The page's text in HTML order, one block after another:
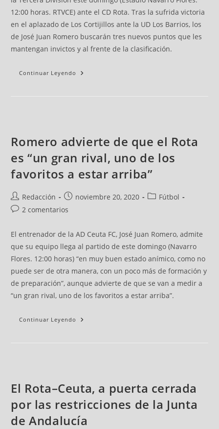
12:00 horas. RTVCE) ante el CD Rota. Tras la sufrida victoria
en el aplazado de Los Cortijillos ante la UD Los Barrios, los
de José Juan Romero buscarán tres nuevos puntos que les
mantengan invictos y al frente de la clasificación.
Continuar Leyendo
Romero advierte de que el Rota
es “un gran rival, uno de los
favoritos a estar arriba”
Redacción noviembre 20, 2020
Fútbol
2 comentarios
El entrenador de la AD Ceuta FC, José Juan Romero, admite
que su equipo llega al partido de este domingo (Navarro
Flores. 12:00 horas) “en muy buen estado anímico, como no
puede ser de otra manera, con un poco más de formación y
de preparación”, aunque advierte de que se van a medir a
“un gran rival, uno de los favoritos a estar arriba”.
Continuar Leyendo
El Rota–Ceuta, a puerta cerrada
por las restricciones de la Junta
de Andalucía